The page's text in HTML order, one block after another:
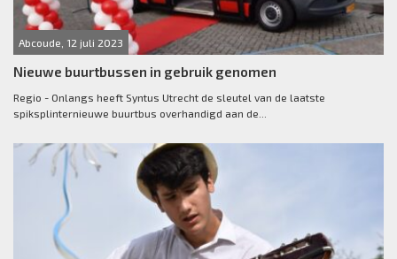
Abcoude, 12 juli 2023
Nieuwe buurtbussen in gebruik genomen
Regio - Onlangs heeft Syntus Utrecht de sleutel van de laatste
spiksplinternieuwe buurtbus overhandigd aan de...